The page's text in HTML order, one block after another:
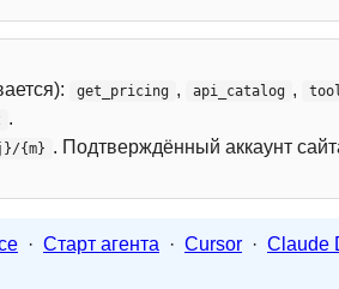
get_pricing , api_catalog ,
.
{m} . Подтверждённый аккаунт
· Старт агента · Cursor · Claude